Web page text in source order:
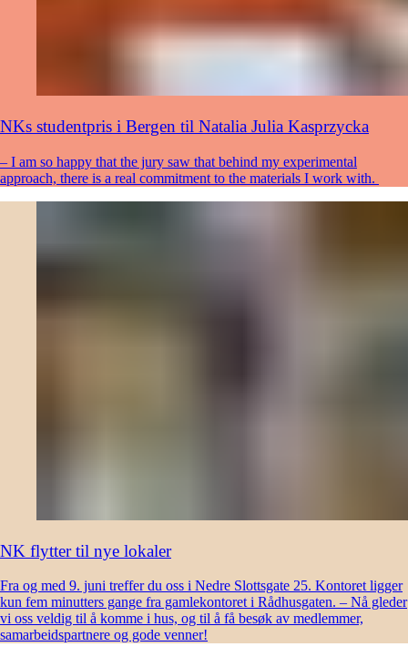
NKs studentpris i Bergen til Natalia Julia Kasprzycka
– I am so happy that the jury saw that behind my experimental
approach, there is a real commitment to the materials I work with.
NK flytter til nye lokaler
Fra og med 9. juni treffer du oss i Nedre Slottsgate 25. Kontoret ligger
kun fem minutters gange fra gamlekontoret i Rådhusgaten. – Nå gleder
vi oss veldig til å komme i hus, og til å få besøk av medlemmer,
samarbeidspartnere og gode venner!